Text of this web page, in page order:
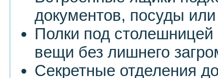
документов, посуды
Полки под столешницей
вещи без лишнего
Секретные отделения